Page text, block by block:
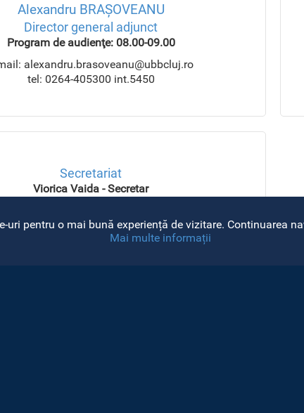
uri pentru o mai bună experiență de vizitare. Continuarea
Mai multe informații
Alexandru BRAȘOVEANU
Director general adjunct
Program de audienţe: 08.00-09.00
alexandru.brasoveanu@ubbcluj.ro
tel: 0264-405300 int.5450
Secretariat
Viorica Vaida - Secretar
Program secretariat 8 - 16
e-mail: secretariat.dga@ubbcluj.ro